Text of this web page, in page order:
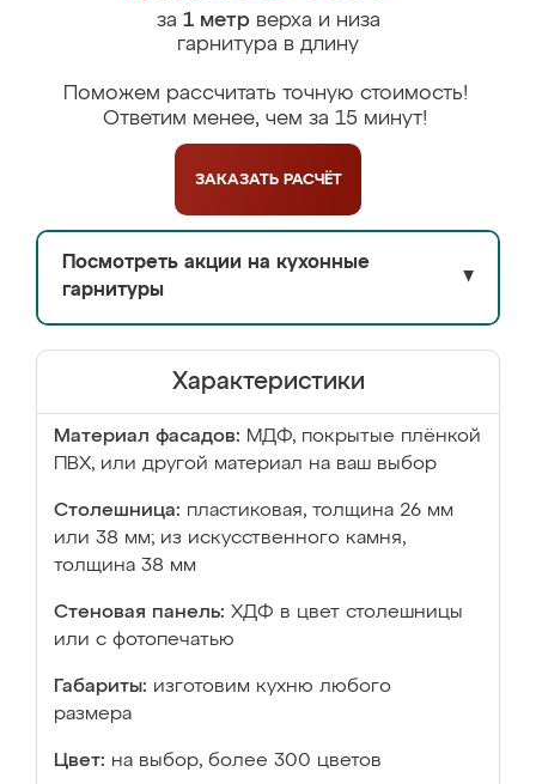
за 1 метрверха и низа
гарнитура в длину
Поможем рассчитать точную стоимость!
Ответим менее, чем за 15 минут!
ЗАКАЗАТЬ РАСЧЁТ
Посмотреть акции на кухонные
гарнитуры
▼
Характеристики
Материал фасадов: МДФ, покрытые плёнкой
ПВХ, или другой материал на ваш выбор
Столешница: пластиковая, толщина 26 мм
или 38 мм; из искусственного камня,
толщина 38 мм
Стеновая панель: ХДФ в цвет столешницы
или с фотопечатью
Габариты: изготовим кухню любого
размера
Цвет: на выбор, более 300 цветов